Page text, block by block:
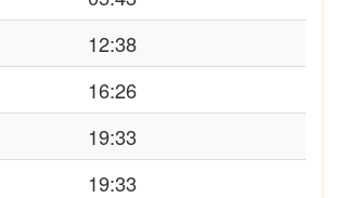
12:38
16:26
19:33
19:33